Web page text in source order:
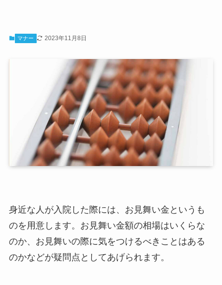
マナー 2023年11月8日
身近な人が入院した際には、お見舞い金というも
のを用意します。お見舞い金額の相場はいくらな
のか、お見舞いの際に気をつけるべきことはある
のかなどが疑問点としてあげられます。